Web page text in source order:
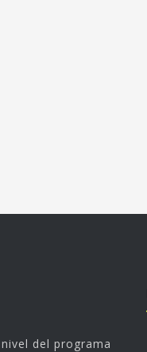
del programa